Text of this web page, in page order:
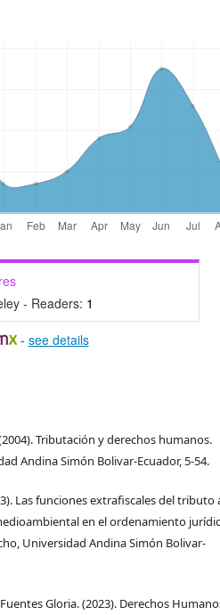
- Readers: 1
- see details
Tributación y derechos humanos.
Andina Simón Bolivar-Ecuador, 5-54.
Las funciones extrafiscales del tributo
en el ordenamiento
Universidad Andina Simón Bolivar-
Gloria. (2023). Derechos